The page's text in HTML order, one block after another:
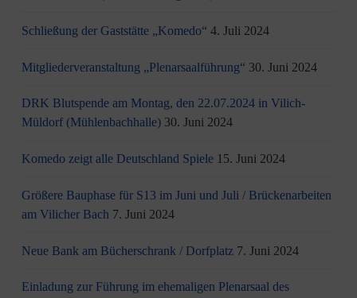
Schließung der Gaststätte „Komedo“ 4. Juli 2024
Mitgliederveranstaltung „Plenarsaalführung“ 30. Juni 2024
DRK Blutspende am Montag, den 22.07.2024 in Vilich-
Müldorf (Mühlenbachhalle) 30. Juni 2024
Komedo zeigt alle Deutschland Spiele 15. Juni 2024
Größere Bauphase für S13 im Juni und Juli / Brü­cken­ar­bei­ten
am Vi­li­cher Bach 7. Juni 2024
Neue Bank am Bücherschrank / Dorfplatz 7. Juni 2024
Einladung zur Führung im ehemaligen Plenarsaal des